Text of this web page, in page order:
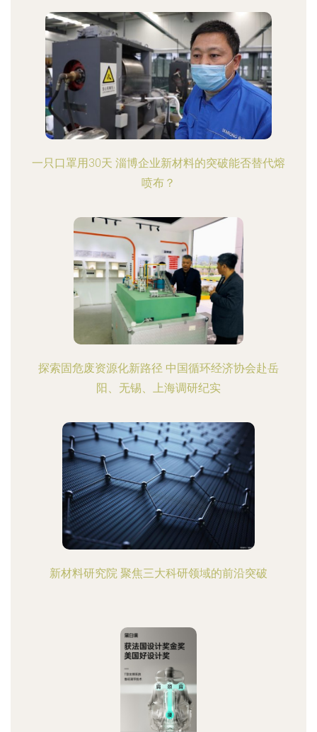
一只口罩用30天 淄博企业新材料的突破能否替代熔
喷布？
探索固危废资源化新路径 中国循环经济协会赴岳
阳、无锡、上海调研纪实
新材料研究院 聚焦三大科研领域的前沿突破